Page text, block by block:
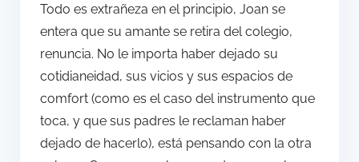
Todo es extrañeza en el principio, Joan se
entera que su amante se retira del colegio,
renuncia. No le importa haber dejado su
cotidianeidad, sus vicios y sus espacios de
comfort (como es el caso del instrumento que
toca, y que sus padres le reclaman haber
dejado de hacerlo), está pensando con la otra